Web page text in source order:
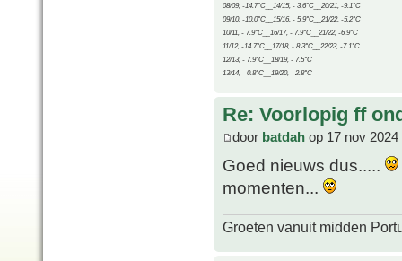
08/09, -14.7°C__14/15, - 3.6°C__20/21, -9.1°C
09/10, -10.0°C__15/16, - 5.9°C__21/22, -5.2°C
10/11, - 7.9°C__16/17, - 7.9°C__21/22, -6.9°C
11/12, -14.7°C__17/18, - 8.3°C__22/23, -7.1°C
12/13, - 7.9°C__18/19, - 7.5°C
13/14, - 0.8°C__19/20, - 2.8°C
Re: Voorlopig ff
door batdah op 17 nov 2024
Goed nieuws dus.....
momenten...
Groeten vanuit midden